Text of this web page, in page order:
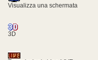
Visualizza una schermata
3D